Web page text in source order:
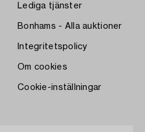
Lediga tjänster
Bonhams - Alla auktioner
Integritetspolicy
Om cookies
Cookie-inställningar